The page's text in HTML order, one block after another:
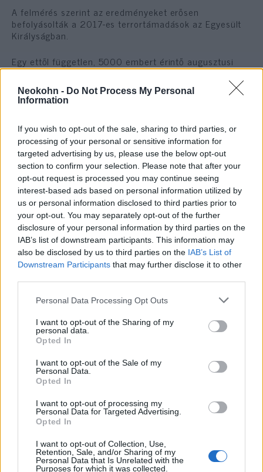
Neokohn - Do Not Process My Personal
Information
If you wish to opt-out of the sale, sharing to third parties, or
processing of your personal or sensitive information for
targeted advertising by us, please use the below opt-out
section to confirm your selection. Please note that after your
opt-out request is processed you may continue seeing
interest-based ads based on personal information utilized by
us or personal information disclosed to third parties prior to
your opt-out. You may separately opt-out of the further
disclosure of your personal information by third parties on the
IAB’s list of downstream participants. This information may
also be disclosed by us to third parties on the IAB’s List of
Downstream Participants that may further disclose it to other
Please note that this website/app uses one or more Google
not limited to your visit or usage behaviour. You may click to
grant or deny consent to Google and its third-party tags to
use your data for below specified purposes in below Google
consent section.
Personal Data Processing Opt Outs
I want to opt-out of the Sharing of my
personal data.
Opted In
I want to opt-out of the Sale of my
Personal Data.
Opted In
I want to opt-out of processing my
Personal Data for Targeted Advertising.
Opted In
I want to opt-out of Collection, Use,
Retention, Sale, and/or Sharing of my
Personal Data that Is Unrelated with the
Purposes for which it was collected.
A felmérés szerint az eredményeket erősen
befolyásolták a 2017-es terrortámadások az Egyesült
Királyságban.
Egy ettől független, 5000 embert érintő augusztusi
felmérésben 30% nyilatkozott úgy, hogy lakhelyükhöz
közeli mecsetépítés esetén tiltakozó kampányban
vennének részt.
A felmérés által érintett kérdések közt felbukkant a
baloldali antiszemitizmus is. A szervezet szerint míg az
antiszemitizmus extrém formái és a holokauszt-
tagadás kevésbé fordul elő, az összeesküvéselméletek
és antiszemita kijelentések használata, kifejezetten az
úgynevezett „zsidó hatalommal” kapcsolatban egyre
jobban előtérbe kerül. Ezt mutatja az Egyesült
Királyságban tapasztalható antiszemita Google-
keresések számának megnövekedése, mely szerint a
britek 5%-a nem hiszi, hogy a holokauszt megtörtént, és
8% szerint az áldozatok számát eltúlozzák.
A beszámoló szerint sokan tagadják a probléma
botrányairól hírhedt brit Labour párt is.
A csoport arra is figyelmeztetett, hogy az egyre
feszültebb helyzet a politikai spaletta minden oldalán
szélsőségességet szülhet, kiemelten utalva az al-
Muhadzsirun iszlamista terrorcsoportra, melynek egyik
alapítóját, Anjem Choudary-t nem rég engedték ki a
börtönből.